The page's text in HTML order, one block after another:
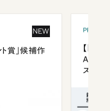
NEW
賞」候補作
【「新
ズプレ